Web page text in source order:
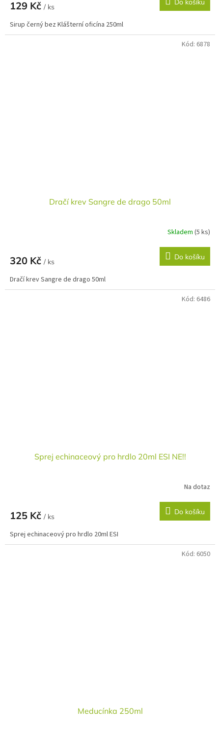
129 Kč / ks
Do košíku
Sirup černý bez Klášterní oficína 250ml
Dračí krev Sangre de drago 50ml
Skladem (5 ks)
320 Kč / ks
Do košíku
Dračí krev Sangre de drago 50ml
Kód: 6878
Sprej echinaceový pro hrdlo 20ml ESI NE!!
Na dotaz
125 Kč / ks
Do košíku
Sprej echinaceový pro hrdlo 20ml ESI
Kód: 6486
Meducínka 250ml
Kód: 6050